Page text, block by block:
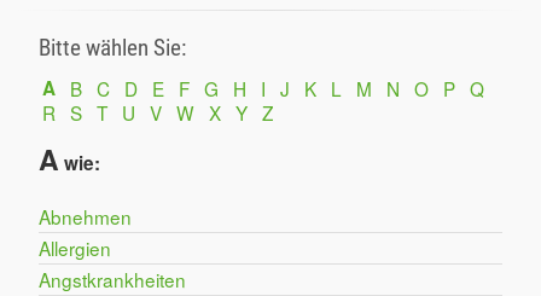
Bitte wählen Sie:
A B C D E F G H I J K L M N O P Q
R S T U V W X Y Z
A wie:
Abnehmen
Allergien
Angstkrankheiten